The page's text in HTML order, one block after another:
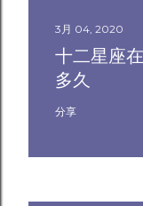
3月 04, 2020
十二星座
多久
分享